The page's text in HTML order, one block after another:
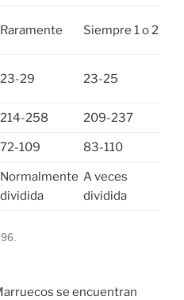
Raramente Siempre 1 o 2
23-29 23-25
214-258 209-237
72-109 83-110
Normalmente
dividida
A veces
dividida
se encuentran